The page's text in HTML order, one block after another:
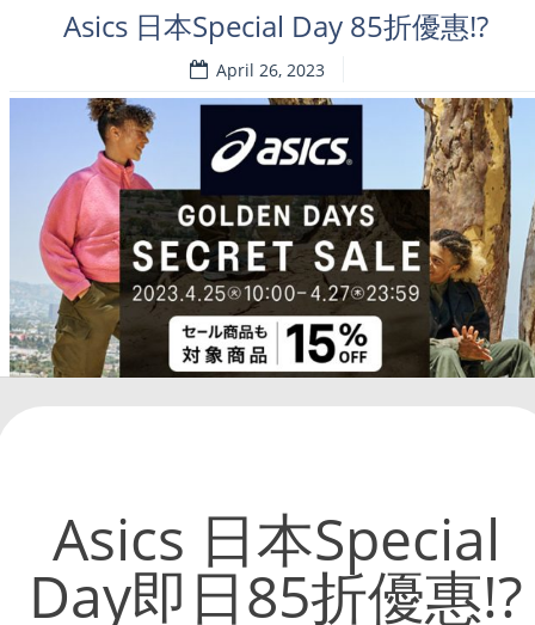
Asics 日本Special Day 85折優惠!?
April 26, 2023
Asics 日本Special
Day即日85折優惠!?